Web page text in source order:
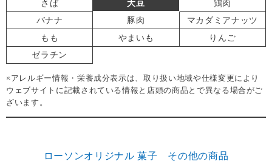
さば
大豆
鶏肉
バナナ
豚肉
マカダミアナッツ
もも
やまいも
りんご
ゼラチン
※アレルギー情報・栄養成分表示は、取り扱い地域や仕様変更により
ウェブサイトに記載されている情報と店頭の商品とで異なる場合がご
ざいます。
ローソンオリジナル 菓子 その他の商品